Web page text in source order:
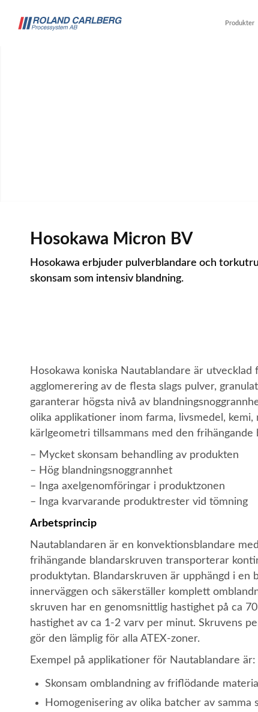
Produkter
Hosokawa Micron BV
Hosokawa erbjuder pulverblandare och
skonsam som intensiv blandning.
Hosokawa koniska Nautablandare är
agglomerering av de flesta slags pulver,
garanterar högsta nivå av
olika applikationer inom farma, livsmedel,
kärlgeometri tillsammans med den
– Mycket skonsam behandling av produkten
– Hög blandningsnoggrannhet
– Inga axelgenomföringar i produktzonen
– Inga kvarvarande produktrester vid tömning
Arbetsprincip
Nautablandaren är en konvektionsblandare
frihängande blandarskruven transporterar
produktytan. Blandarskruven är upphängd i en
innerväggen och säkerställer komplett
skruven har en genomsnittlig hastighet på ca
hastighet av ca 1-2 varv per minut. Skruvens
gör den lämplig för alla ATEX-zoner.
Exempel på applikationer för Nautablandare är:
Skonsam omblandning av friflödande
Homogenisering av olika batcher av samma